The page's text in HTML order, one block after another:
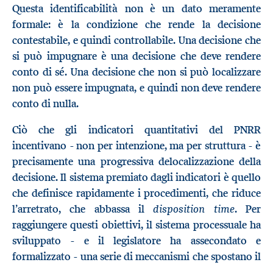
Questa identificabilità non è un dato meramente
formale: è la condizione che rende la decisione
contestabile, e quindi controllabile. Una decisione che
si può impugnare è una decisione che deve rendere
conto di sé. Una decisione che non si può localizzare
non può essere impugnata, e quindi non deve rendere
conto di nulla.
Ciò che gli indicatori quantitativi del PNRR
incentivano - non per intenzione, ma per struttura - è
precisamente una progressiva delocalizzazione della
decisione. Il sistema premiato dagli indicatori è quello
che definisce rapidamente i procedimenti, che riduce
l’arretrato, che abbassa ildisposition time. Per
raggiungere questi obiettivi, il sistema processuale ha
sviluppato - e il legislatore ha assecondato e
formalizzato - una serie di meccanismi che spostano il